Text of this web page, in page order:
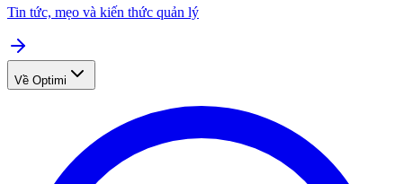
Tin tức, mẹo và kiến thức quản lý
Về Optimi